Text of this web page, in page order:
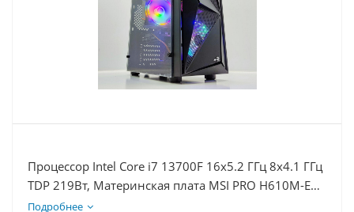
Процессор Intel Core i7 13700F 16x5.2 ГГц 8x4.1 ГГц
TDP 219Вт, Материнская плата MSI PRO H610M-E
D5, Видеокарта RTX 5060Ti 16Гб, Память
Подробнее